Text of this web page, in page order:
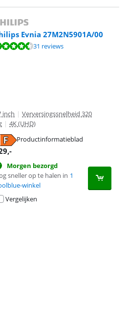
Evnia 27M2N5901A/00
op 31 reviews.
31 reviews
inch | Verversingssnelheid 320
| 4K (UHD)
Productinformatieblad
,-
Morgen bezorgd
sneller op te halen in 1
winkel
Vergelijken